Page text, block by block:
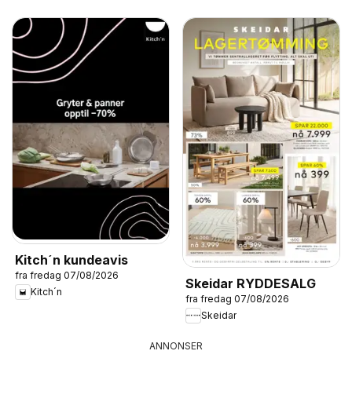
Kitch´n kundeavis
fra fredag 07/08/2026
Kitch´n
Skeidar RYDDESALG
fra fredag 07/08/2026
Skeidar
ANNONSER